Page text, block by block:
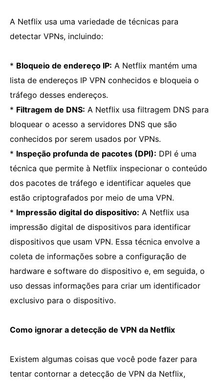
A Netflix usa uma variedade de técnicas para
detectar VPNs, incluindo:
* Bloqueio de endereço IP: A Netflix mantém uma
lista de endereços IP VPN conhecidos e bloqueia o
tráfego desses endereços.
* Filtragem de DNS: A Netflix usa filtragem DNS para
bloquear o acesso a servidores DNS que são
conhecidos por serem usados ​​por VPNs.
* Inspeção profunda de pacotes (DPI): DPI é uma
técnica que permite à Netflix inspecionar o conteúdo
dos pacotes de tráfego e identificar aqueles que
estão criptografados por meio de uma VPN.
* Impressão digital do dispositivo: A Netflix usa
impressão digital de dispositivos para identificar
dispositivos que usam VPN. Essa técnica envolve a
coleta de informações sobre a configuração de
hardware e software do dispositivo e, em seguida, o
uso dessas informações para criar um identificador
exclusivo para o dispositivo.
Como ignorar a detecção de VPN da Netflix
Existem algumas coisas que você pode fazer para
tentar contornar a detecção de VPN da Netflix,